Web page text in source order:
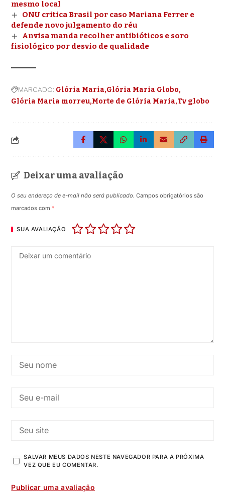
mesmo local
ONU critica Brasil por caso Mariana Ferrer e
defende novo julgamento do réu
Anvisa manda recolher antibióticos e soro
fisiológico por desvio de qualidade
MARCADO: Glória Maria Glória Maria Globo
Glória Maria morreu Morte de Glória Maria Tv globo
Deixar uma avaliação
O seu endereço de e-mail não será publicado. Campos obrigatórios são
marcados com*
SUA AVALIAÇÃO
SALVAR MEUS DADOS NESTE NAVEGADOR PARA A PRÓXIMA
VEZ QUE EU COMENTAR.